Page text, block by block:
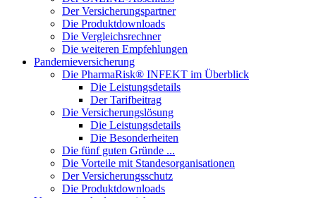
Der Versicherungspartner
Die Produktdownloads
Die Vergleichsrechner
Die weiteren Empfehlungen
Pandemieversicherung
Die PharmaRisk® INFEKT im Überblick
Die Leistungsdetails
Der Tarifbeitrag
Die Versicherungslösung
Die Leistungsdetails
Die Besonderheiten
Die fünf guten Gründe ...
Die Vorteile mit Standesorganisationen
Der Versicherungsschutz
Die Produktdownloads